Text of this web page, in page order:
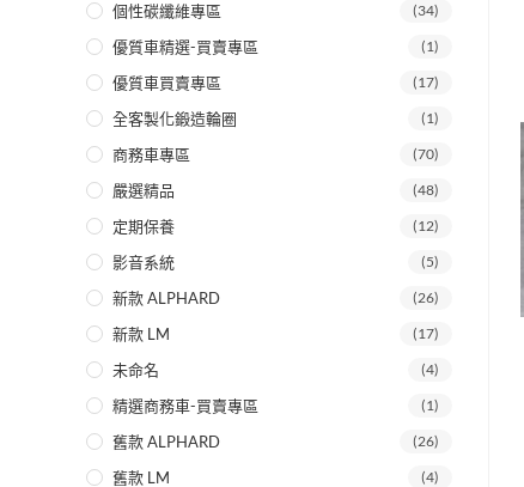
個性碳纖維專區 (34)
優質車精選-買賣專區 (1)
優質車買賣專區 (17)
全客製化鍛造輪圈 (1)
商務車專區 (70)
嚴選精品 (48)
定期保養 (12)
影音系統 (5)
新款 ALPHARD (26)
新款 LM (17)
未命名 (4)
精選商務車-買賣專區 (1)
舊款 ALPHARD (26)
舊款 LM (4)